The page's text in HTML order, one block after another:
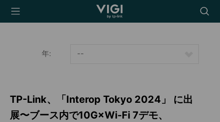
TP-Link, Reliably
icon
年: --
TP-Link、「Interop Tokyo 2024」 に出
展〜ブース内で10G×Wi-Fi 7デモ、